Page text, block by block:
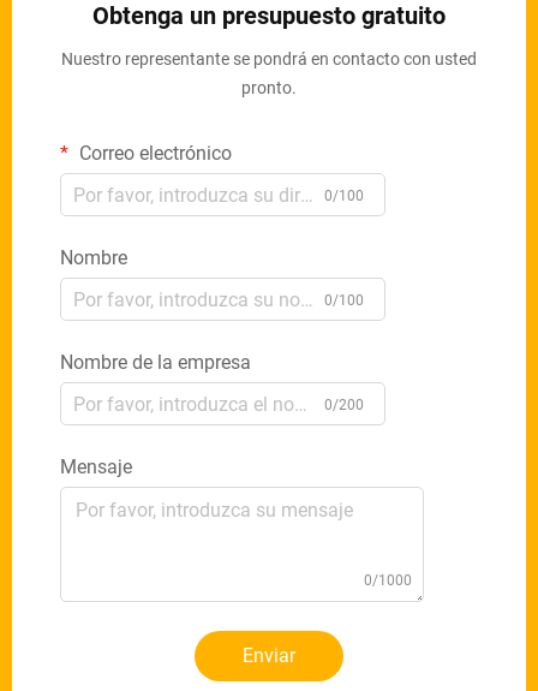
Obtenga un presupuesto gratuito
Nuestro representante se pondrá en contacto con usted
pronto.
Correo electrónico
0/100
Nombre
0/100
Nombre de la empresa
0/200
Mensaje
0/1000
Enviar